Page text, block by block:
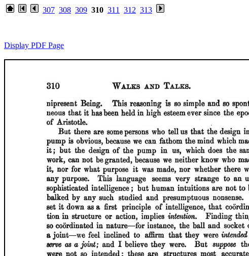
307 308 309 310 311 312 313
Display PDF Page